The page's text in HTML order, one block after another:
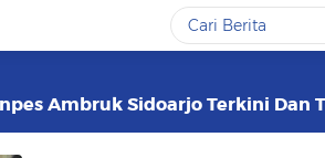
Ambruk Sidoarjo Terkini Dan